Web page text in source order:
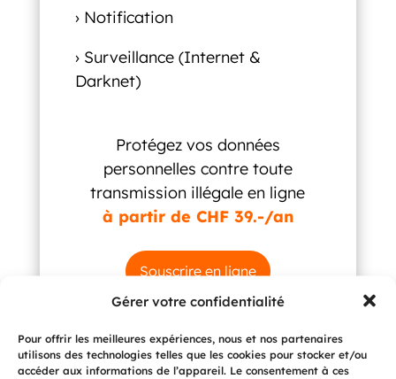
Gérer votre confidentialité
Pour offrir les meilleures expériences, nous et nos partenaires
utilisons des technologies telles que les cookies pour stocker et/ou
accéder aux informations de l’appareil. Le consentement à ces
› Notification
› Surveillance (Internet &
Darknet)
Protégez vos données
personnelles contre toute
transmission illégale en ligne
à partir de CHF 39.-/an
Souscrire en ligne